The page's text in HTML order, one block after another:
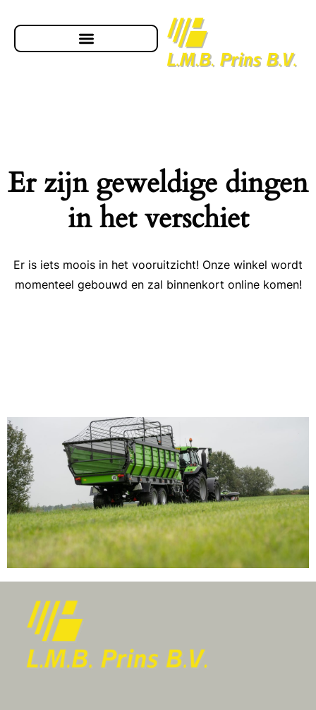
Er zijn geweldige dingen
in het verschiet
Er is iets moois in het vooruitzicht! Onze winkel wordt
momenteel gebouwd en zal binnenkort online komen!